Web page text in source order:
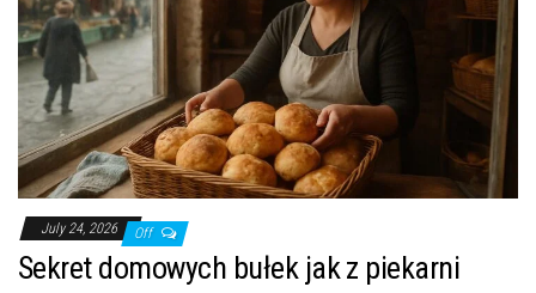
July 24, 2026 Off
Sekret domowych bułek jak z piekarni